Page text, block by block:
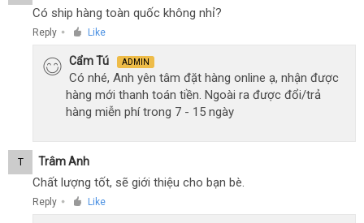
Có ship hàng toàn quốc không nhỉ?
Reply ● Like
Cẩm Tú ADMIN
Có nhé, Anh yên tâm đặt hàng online ạ, nhận được
hàng mới thanh toán tiền. Ngoài ra được đổi/trả
hàng miễn phí trong 7 - 15 ngày
T Trâm Anh
Chất lượng tốt, sẽ giới thiệu cho bạn bè.
Reply ● Like